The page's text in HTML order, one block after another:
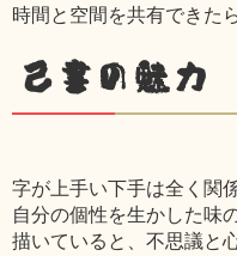
時間と空間を共有できた
己書の魅力
字が上手い下手は全く関
自分の個性を生かした味
描いていると、不思議と